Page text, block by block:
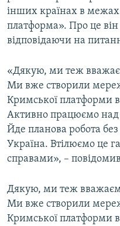
Усі сайти RFE/RL
інших країнах в межах
платформа». Про це
відповідаючи на
«Дякую, ми теж
Ми вже створили
Кримської платформи
Активно працюємо
Йде планова робота
Україна. Втілюємо це
справами», –
Дякую, ми теж
Ми вже створили
Кримської платформи